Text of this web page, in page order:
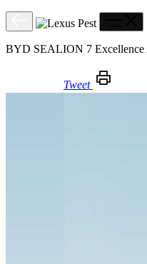
BYD SEALION 7 Excellence
Tweet